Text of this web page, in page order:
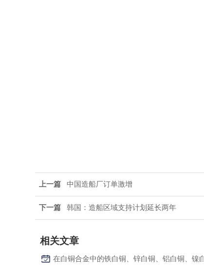
上一篇 中国造船厂订单激增
下一篇 韩国：造船区域支持计划延长两年
相关文章